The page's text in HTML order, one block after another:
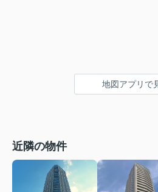
地図アプリで
近隣の物件